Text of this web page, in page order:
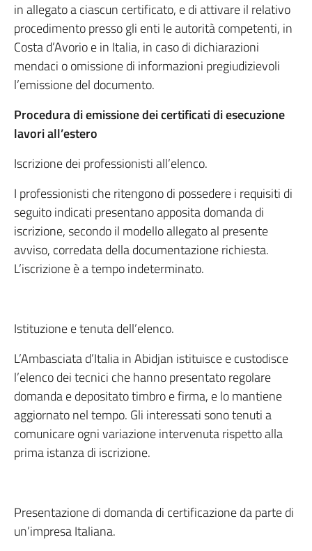
in allegato a ciascun certificato, e di attivare il relativo
procedimento presso gli enti le autorità competenti, in
Costa d’Avorio e in Italia, in caso di dichiarazioni
mendaci o omissione di informazioni pregiudizievoli
l’emissione del documento.
Procedura di emissione dei certificati di esecuzione
lavori all’estero
Iscrizione dei professionisti all’elenco.
I professionisti che ritengono di possedere i requisiti di
seguito indicati presentano apposita domanda di
iscrizione, secondo il modello allegato al presente
avviso, corredata della documentazione richiesta.
L’iscrizione è a tempo indeterminato.
Istituzione e tenuta dell’elenco.
L’Ambasciata d’Italia in Abidjan istituisce e custodisce
l’elenco dei tecnici che hanno presentato regolare
domanda e depositato timbro e firma, e lo mantiene
aggiornato nel tempo. Gli interessati sono tenuti a
comunicare ogni variazione intervenuta rispetto alla
prima istanza di iscrizione.
Presentazione di domanda di certificazione da parte di
un’impresa Italiana.